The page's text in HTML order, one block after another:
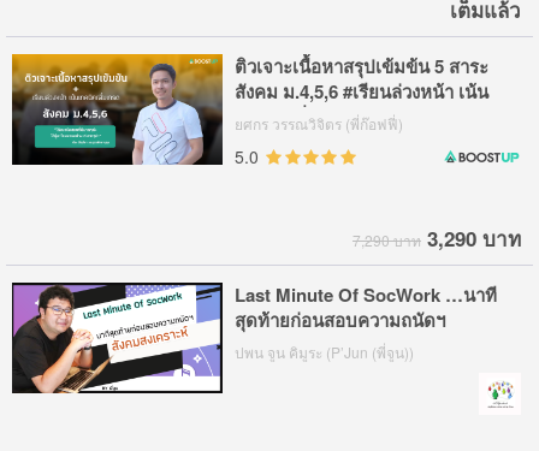
เต็มแล้ว
ติวเจาะเนื้อหาสรุปเข้มข้น 5 สาระ
สังคม ม.4,5,6 #เรียนล่วงหน้า เน้น
เทคนิคเพิ่มเกรด+สอบติด ม.ดัง
ยศกร วรรณวิจิตร (พี่ก๊อฟฟี่)
5.0
7,290 บาท 3,290 บาท
Last Minute Of SocWork …นาที
สุดท้ายก่อนสอบความถนัดฯ
สังคมสงเคราะห์
ปพน จูน คิมูระ (P’Jun (พี่จูน))